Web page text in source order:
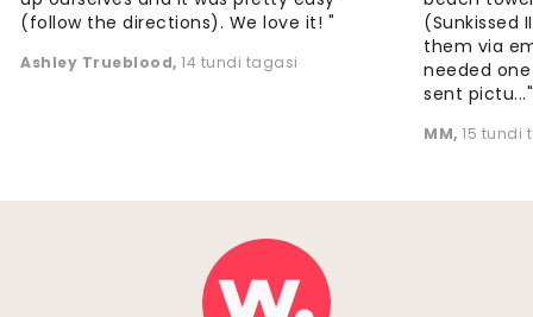
(follow the directions). We love it! "
Ashley Trueblood, 14 tundi tagasi
(Sunkissed
them via
needed
sent pictu..."
MM, 15 tundi